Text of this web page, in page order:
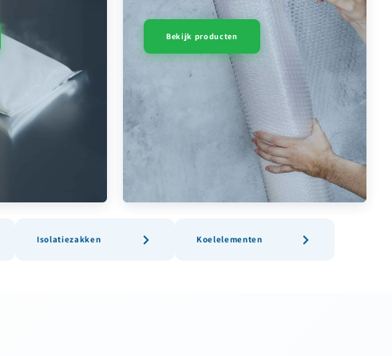
Bekijk producten
Isolatiezakken Koelelementen